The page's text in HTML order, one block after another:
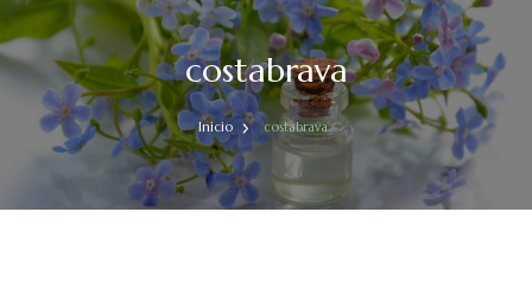
costabrava
Inicio costabrava